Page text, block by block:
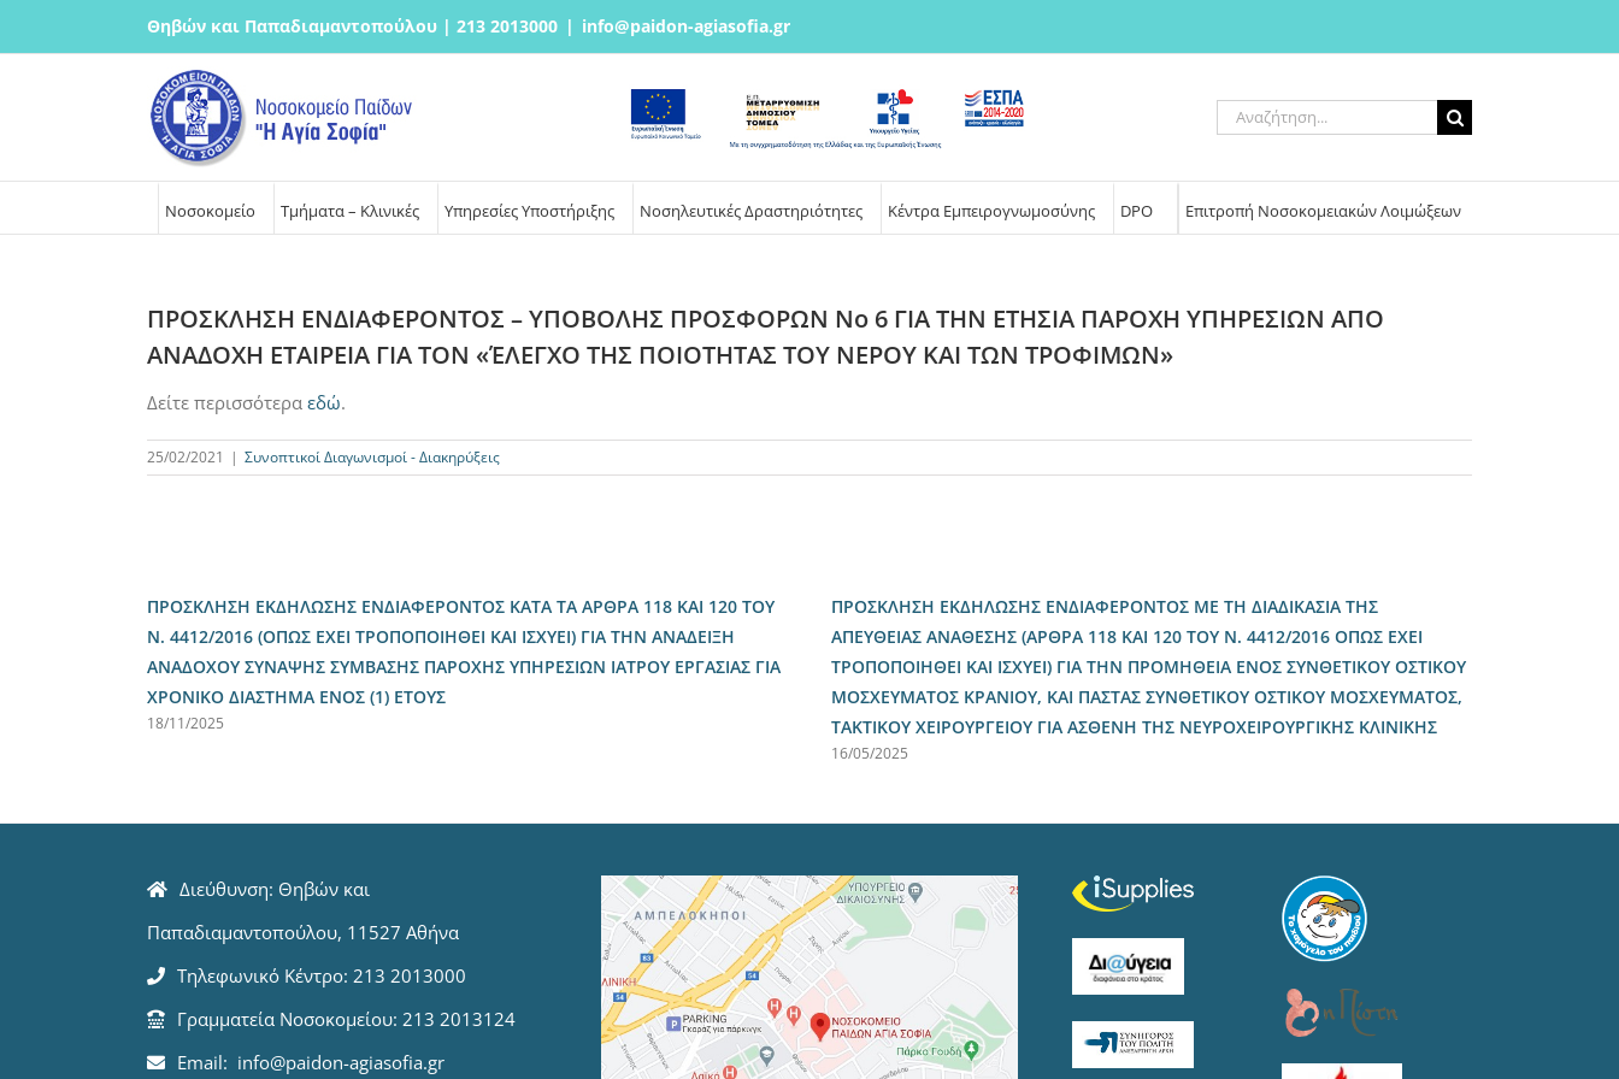
Θηβών και Παπαδιαμαντοπούλου | 213 2013000 | info@paidon-agiasofia.gr
Αναζήτηση
για:
Νοσοκομείο Τμήματα – Κλινικές Υπηρεσίες Υποστήριξης Νοσηλευτικές Δραστηριότητες Κέντρα Εμπειρογνωμοσύνης DPO Επιτροπή Νοσοκομειακών Λοιμώξεων
ΠΡΟΣΚΛΗΣΗ ΕΝΔΙΑΦΕΡΟΝΤΟΣ – ΥΠΟΒΟΛΗΣ ΠΡΟΣΦΟΡΩΝ No 6 ΓΙΑ ΤΗΝ ΕΤΗΣΙΑ ΠΑΡΟΧΗ ΥΠΗΡΕΣΙΩΝ ΑΠΟ
ΑΝΑΔΟΧΗ ΕΤΑΙΡΕΙΑ ΓΙΑ ΤΟΝ «ΈΛΕΓΧΟ ΤΗΣ ΠΟΙΟΤΗΤΑΣ ΤΟΥ ΝΕΡΟΥ ΚΑΙ ΤΩΝ ΤΡΟΦΙΜΩΝ»
Δείτε περισσότερα εδώ.
25/02/2021 | Συνοπτικοί Διαγωνισμοί - Διακηρύξεις
ΠΡΟΣΚΛΗΣΗ ΕΚΔΗΛΩΣΗΣ ΕΝΔΙΑΦΕΡΟΝΤΟΣ ΚΑΤΑ ΤΑ ΑΡΘΡΑ 118 ΚΑΙ 120 ΤΟΥ
Ν. 4412/2016 (ΟΠΩΣ ΕΧΕΙ ΤΡΟΠΟΠΟΙΗΘΕΙ ΚΑΙ ΙΣΧΥΕΙ) ΓΙΑ ΤΗΝ ΑΝΑΔΕΙΞΗ
ΑΝΑΔΟΧΟΥ ΣΥΝΑΨΗΣ ΣΥΜΒΑΣΗΣ ΠΑΡΟΧΗΣ ΥΠΗΡΕΣΙΩΝ ΙΑΤΡΟΥ ΕΡΓΑΣΙΑΣ ΓΙΑ
ΧΡΟΝΙΚΟ ΔΙΑΣΤΗΜΑ ΕΝΟΣ (1) ΕΤΟΥΣ
18/11/2025
ΠΡΟΣΚΛΗΣΗ ΕΚΔΗΛΩΣΗΣ ΕΝΔΙΑΦΕΡΟΝΤΟΣ ΜΕ ΤΗ ΔΙΑΔΙΚΑΣΙΑ ΤΗΣ
ΑΠΕΥΘΕΙΑΣ ΑΝΑΘΕΣΗΣ (ΑΡΘΡΑ 118 ΚΑΙ 120 ΤΟΥ Ν. 4412/2016 ΟΠΩΣ ΕΧΕΙ
ΤΡΟΠΟΠΟΙΗΘΕΙ ΚΑΙ ΙΣΧΥΕΙ) ΓΙΑ ΤΗΝ ΠΡΟΜΗΘΕΙΑ ΕΝΟΣ ΣΥΝΘΕΤΙΚΟΥ ΟΣΤΙΚΟΥ
ΜΟΣΧΕΥΜΑΤΟΣ ΚΡΑΝΙΟΥ, ΚΑΙ ΠΑΣΤΑΣ ΣΥΝΘΕΤΙΚΟΥ ΟΣΤΙΚΟΥ ΜΟΣΧΕΥΜΑΤΟΣ,
ΤΑΚΤΙΚΟΥ ΧΕΙΡΟΥΡΓΕΙΟΥ ΓΙΑ ΑΣΘΕΝΗ ΤΗΣ ΝΕΥΡΟΧΕΙΡΟΥΡΓΙΚΗΣ ΚΛΙΝΙΚΗΣ
16/05/2025
Διεύθυνση: Θηβών και
Παπαδιαμαντοπούλου, 11527 Αθήνα
Τηλεφωνικό Κέντρο: 213 2013000
Γραμματεία Νοσοκομείου: 213 2013124
Email: info@paidon-agiasofia.gr